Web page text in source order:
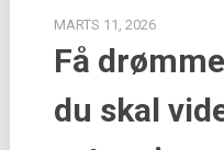
MARTS 11, 2026
Få
du skal